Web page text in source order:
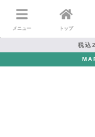
メニュー トップ
税込